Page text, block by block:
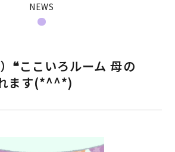
❝ここいろルーム 母の
ます(*^^*)
NEWS